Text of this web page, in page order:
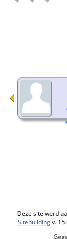
Deze site werd
Sitebuildingv.